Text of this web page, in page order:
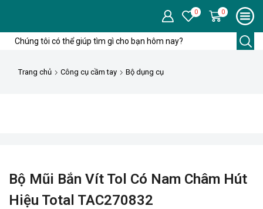
0 0
Trường
kiếm
Trang chủ Công cụ cầm tay Bộ dụng cụ
Bộ Mũi Bắn Vít Tol Có Nam Châm Hút
Hiệu Total TAC270832